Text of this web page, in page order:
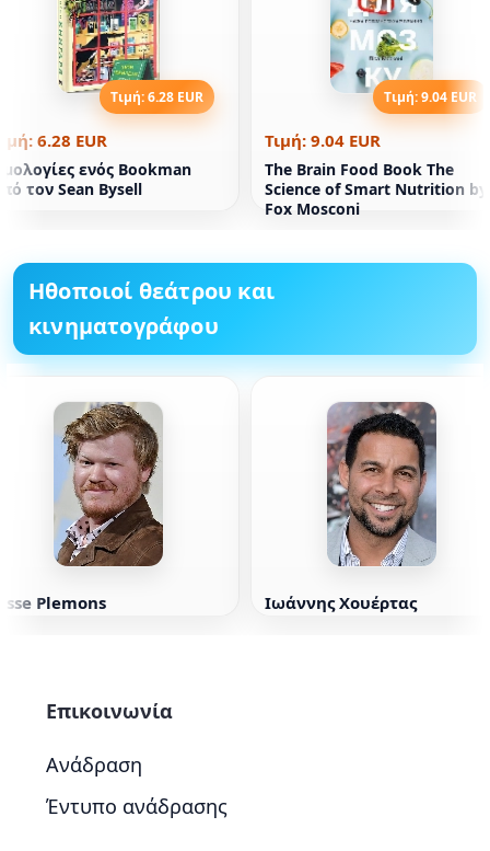
Τιμή: 6.28 EUR
6.28 EUR
ενός Bookman
τον Sean Bysell
Τιμή: 9.04 EUR
Τιμή: 9.04 EUR
The Brain Food Book The
Science of Smart Nutrition by
Fox Mosconi
Ηθοποιοί θεάτρου και
κινηματογράφου
Plemons Ιωάννης Χουέρτας
Επικοινωνία
Ανάδραση
Έντυπο ανάδρασης